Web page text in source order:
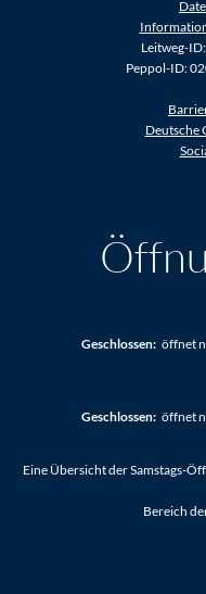
Leitweg-
Peppol-ID:
Deutsche
Klicken, um weitere
Geschlossen: öffnet
Klicken, um weitere
Geschlossen: öffnet
Eine Übersicht der Samstags-
Bereich